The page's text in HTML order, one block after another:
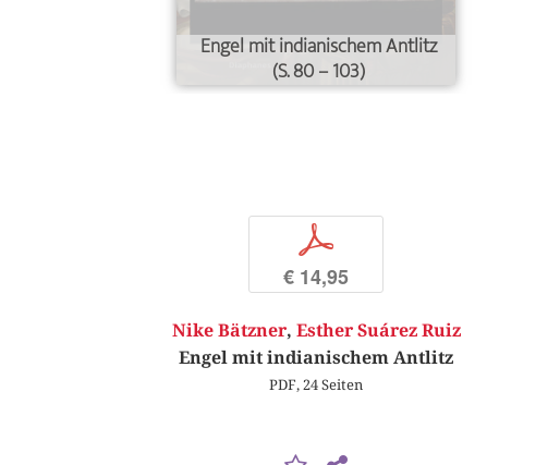
Engel mit indianischem Antlitz
(S. 80 – 103)
p
€ 14,95
Nike Bätzner, Esther Suárez Ruiz
Engel mit indianischem Antlitz
PDF, 24 Seiten